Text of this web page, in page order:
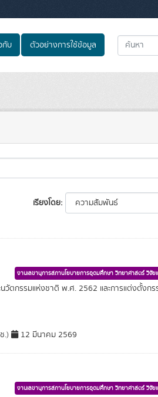
กับ ตัวอย่างการใช้ข้อมูล
เรียงโดย
งานเลขานุการสภานโยบายการอุดมศึกษา วิทยาศาสตร์ วิจัย
ตกรรมแห่งชาติ พ.ศ. 2562 และการแต่งตั้งก
.) 12 มีนาคม 2569
งานเลขานุการสภานโยบายการอุดมศึกษา วิทยาศาสตร์ วิจัย